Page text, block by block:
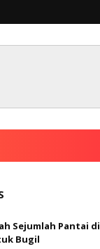
Sejumlah Pantai
Bugil